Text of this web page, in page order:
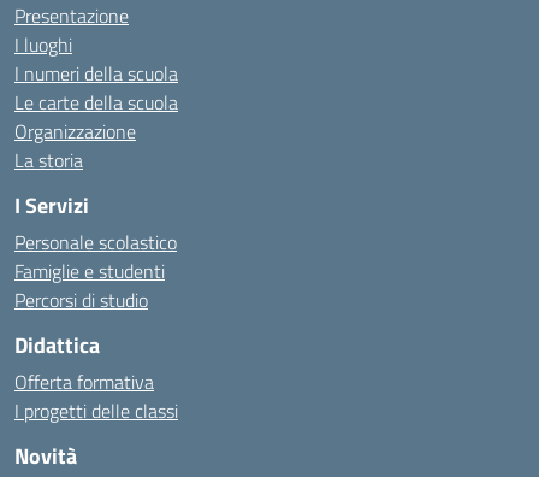
Presentazione
I luoghi
I numeri della scuola
Le carte della scuola
Organizzazione
La storia
I Servizi
Personale scolastico
Famiglie e studenti
Percorsi di studio
Didattica
Offerta formativa
I progetti delle classi
Novità